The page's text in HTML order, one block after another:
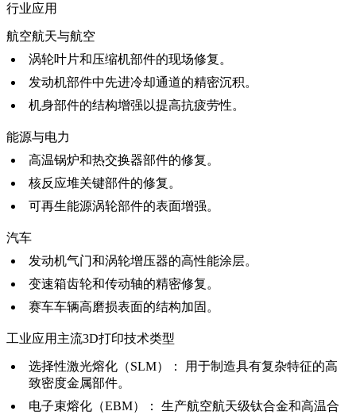
行业应用
航空航天与航空
涡轮叶片和压缩机部件的现场修复。
发动机部件中先进冷却通道的精密沉积。
机身部件的结构增强以提高抗疲劳性。
能源与电力
高温锅炉和热交换器部件的修复。
核反应堆关键部件的修复。
可再生能源涡轮部件的表面增强。
汽车
发动机气门和涡轮增压器的高性能涂层。
变速箱齿轮和传动轴的精密修复。
赛车车辆高磨损表面的结构加固。
工业应用主流3D打印技术类型
选择性激光熔化（SLM） ：
用于制造具有复杂特征的高
致密度金属部件。
电子束熔化（EBM）
：
生产航空航天级钛合金和高温合